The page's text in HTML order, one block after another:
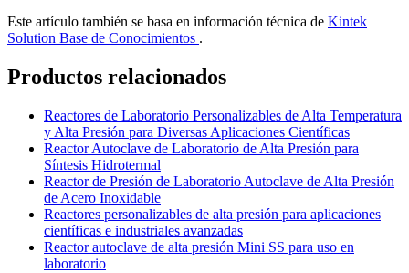
Este artículo también se basa en información técnica de Kintek
Solution Base de Conocimientos .
Productos relacionados
Reactores de Laboratorio Personalizables de Alta Temperatura
y Alta Presión para Diversas Aplicaciones Científicas
Reactor Autoclave de Laboratorio de Alta Presión para
Síntesis Hidrotermal
Reactor de Presión de Laboratorio Autoclave de Alta Presión
de Acero Inoxidable
Reactores personalizables de alta presión para aplicaciones
científicas e industriales avanzadas
Reactor autoclave de alta presión Mini SS para uso en
laboratorio